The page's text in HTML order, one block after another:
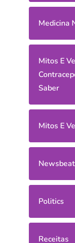
Medicina
Mitos E
Saber
Mitos E
Newsbeat
Politics
Receitas